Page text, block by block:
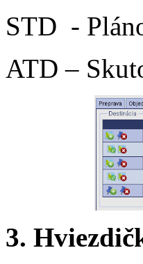
STD -
ATD –
3.